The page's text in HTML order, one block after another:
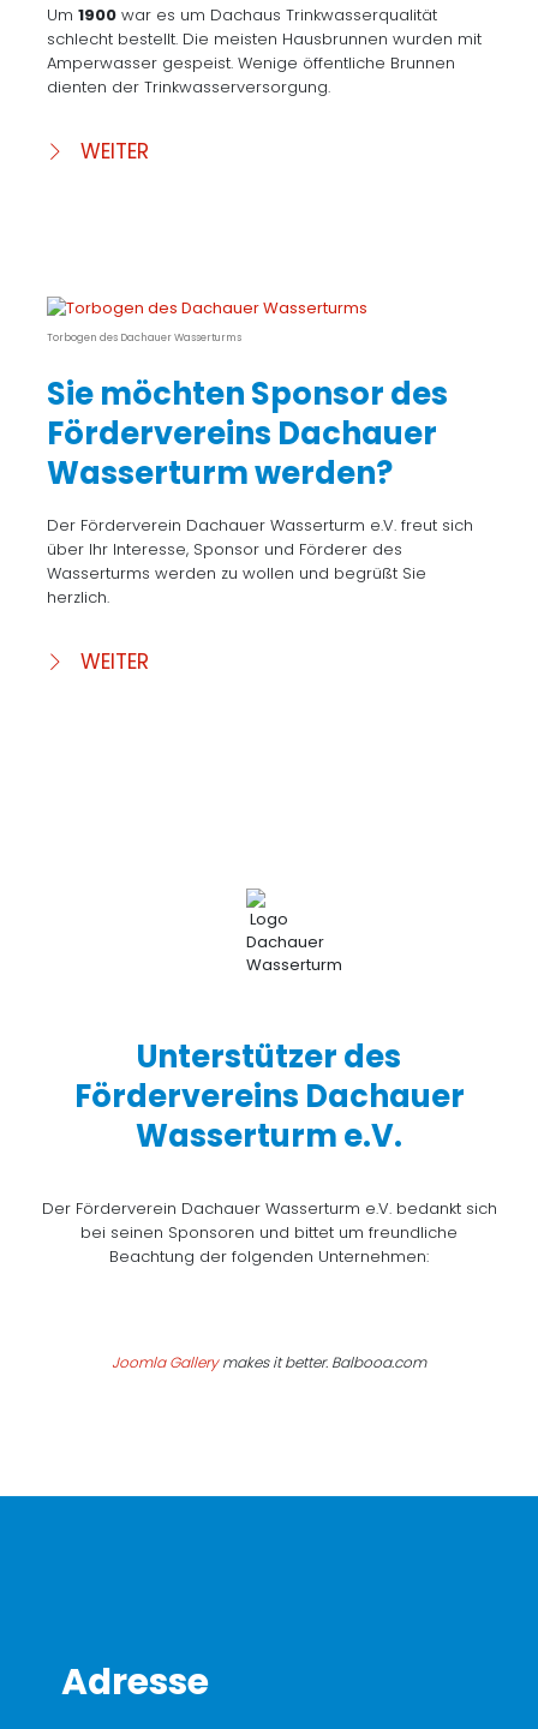
Um1900 war es um Dachaus Trinkwasserqualität
schlecht bestellt. Die meisten Hausbrunnen wurden mit
Amperwasser gespeist. Wenige öffentliche Brunnen
dienten der Trinkwasserversorgung.
WEITER
Torbogen des Dachauer Wasserturms
Sie möchten Sponsor des
Fördervereins Dachauer
Wasserturm werden?
Der Förderverein Dachauer Wasserturm e.V. freut sich
über Ihr Interesse, Sponsor und Förderer des
Wasserturms werden zu wollen und begrüßt Sie
herzlich.
WEITER
Unterstützer des
Fördervereins Dachauer
Wasserturm e.V.
Der Förderverein Dachauer Wasserturm e.V. bedankt sich
bei seinen Sponsoren und bittet um freundliche
Beachtung der folgenden Unternehmen:
Joomla Gallerymakes it better. Balbooa.com
Adresse